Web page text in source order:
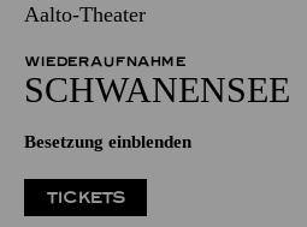
Aalto-Theater
WIEDERAUFNAHME
SCHWANEN­SEE
Besetzung einblenden
TICKETS